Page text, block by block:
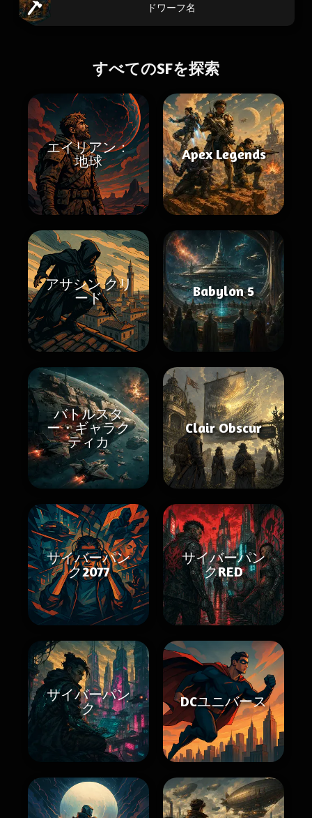
ドワーフ名
すべてのSFを探索
エイリアン：
地球
Apex Legends
アサシン クリ
ード
Babylon 5
バトルスタ
ー・ギャラク
ティカ
Clair Obscur
サイバーパン
ク2077
サイバーパン
クRED
サイバーパン
ク
DCユニバース